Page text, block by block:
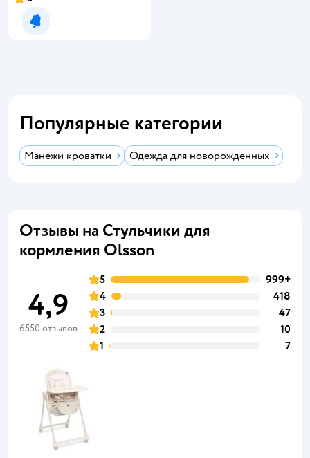
Уведомить о появлении
Популярные категории
Манежи кроватки Одежда для новорожденных
Отзывы на Стульчики для
кормления Olsson
4,9
6550 отзывов
5
999+
4
418
3
47
2
10
1
7